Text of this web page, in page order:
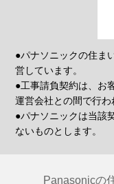
●パナソニックの住ま
営しています。
●工事請負契約は、お
運営会社との間で行わ
●パナソニックは当該
ないものとします。
Panasonicの